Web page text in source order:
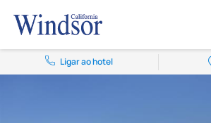
Ligar ao hotel